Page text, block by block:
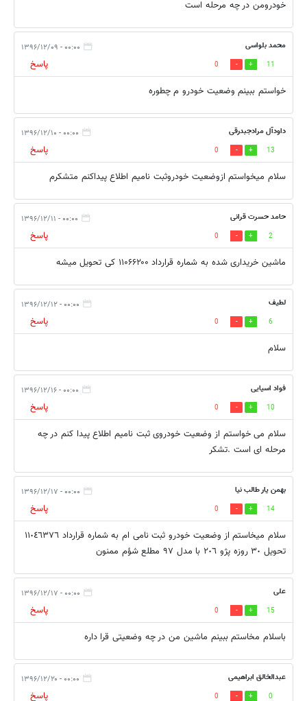
خودرومن در چه مرحله است
محمد بلواسی ۰۰:۰۰ - ۱۳۹۶/۱۲/۰۹
11
0
پاسخ
خواستم ببینم وضعیت خودرو م چطوره
داودآل مرادجبدرقی ۰۰:۰۰ - ۱۳۹۶/۱۲/۱۰
13
0
پاسخ
سلام میخواستم ازوضعیت خودروثبت نامیم اطلاع پیداکنم متشکرم
حامد حسرت قرانی ۰۰:۰۰ - ۱۳۹۶/۱۲/۱۱
2
0
پاسخ
ماشین خریداری شده به شماره قرارداد ۱۱۰۶۶۲۰۰ کی تحویل میشه
لطیف ۰۰:۰۰ - ۱۳۹۶/۱۲/۱۲
6
0
پاسخ
سلام
فواد اسیایی ۰۰:۰۰ - ۱۳۹۶/۱۲/۱۶
10
0
پاسخ
سلام می خواستم از وضعیت خودروی ثبت نامیم اطلاع پیدا کنم در چه
مرحله ای است .تشکر
بهمن یار طالب نیا ۰۰:۰۰ - ۱۳۹۶/۱۲/۱۷
14
0
پاسخ
سلام میخاستم از وضعیت خودرو ثبت نامی ام به شماره قرارداد ١١٠٤٦٣٧٦
تحویل ٣٠ روزه پژو ٢٠٦ با مدل ٩٧ مطلع شؤم ممنون
علی ۰۰:۰۰ - ۱۳۹۶/۱۲/۱۷
15
0
پاسخ
باسلام مخاستم ببینم ماشین من در چه وضعیتی قرا داره
عبدالخالق ابراهیمی ۰۰:۰۰ - ۱۳۹۶/۱۲/۲۰
0
0
پاسخ